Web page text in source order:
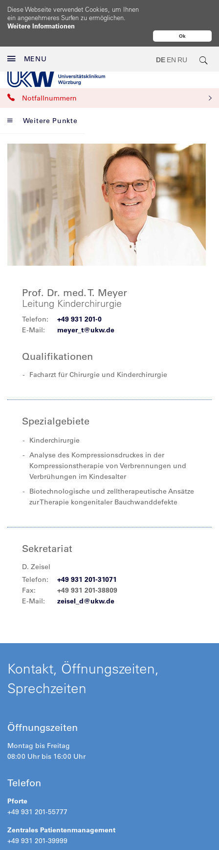
Ok
Diese Webseite verwendet Cookies, um Ihnen
ein angenehmeres Surfen zu ermöglichen.
Weitere Informationen
MENU DE EN RU
Notfallnummern
Weitere Punkte
Prof. Dr. med. T. Meyer
Leitung Kinderchirurgie
Telefon:
+49 931 201-0
E-Mail:
meyer_t@ukw.de
Qualifikationen
Facharzt für Chirurgie und Kinderchirurgie
Spezialgebiete
Kinderchirurgie
Analyse des Kompressionsdruckes in der
Kompressionstherapie von Verbrennungen und
Verbrühungen im Kindesalter
Biotechnologische und zelltherapeutische Ansätze
zur Therapie kongenitaler Bauchwanddefekte
Sekretariat
D. Zeisel
Telefon:
+49 931 201-31071
Fax:
+49 931 201-38809
E-Mail:
zeisel_d@ukw.de
Kontakt, Öffnungszeiten,
Sprechzeiten
Öffnungszeiten
Montag bis Freitag
08:00 Uhr bis 16:00 Uhr
Telefon
Pforte
+49 931 201-55777
Zentrales Patientenmanagement
+49 931 201-39999